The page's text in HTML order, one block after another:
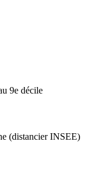
9e décile
(distancier INSEE)